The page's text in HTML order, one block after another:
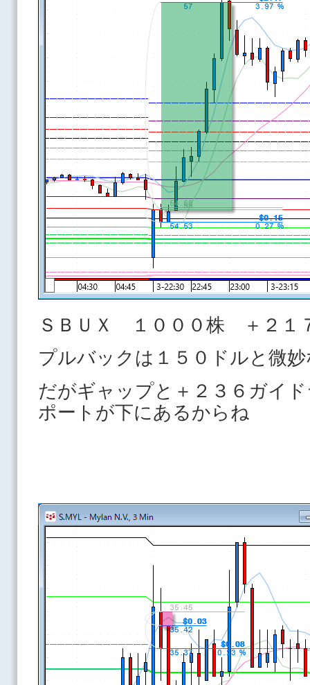
ＳＢＵＸ １０００株 ＋２１
プルバックは１５０ドルと微
だがギャップと＋２３６ガイ
ポートが下にあるからね